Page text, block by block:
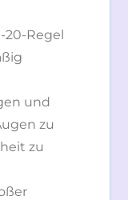
20-Regel
und
zu
zu